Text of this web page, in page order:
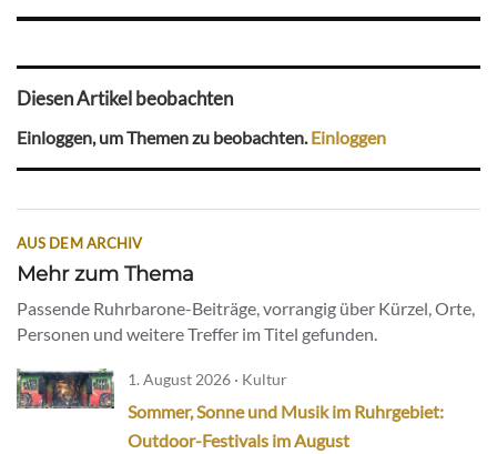
Diesen Artikel beobachten
Einloggen, um Themen zu beobachten.Einloggen
AUS DEM ARCHIV
Mehr zum Thema
Passende Ruhrbarone-Beiträge, vorrangig über Kürzel, Orte,
Personen und weitere Treffer im Titel gefunden.
1. August 2026 · Kultur
Sommer, Sonne und Musik im Ruhrgebiet:
Outdoor-Festivals im August